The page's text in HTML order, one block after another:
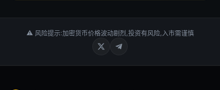
⚠ 风险提示:加密货币价格波动剧烈,投资有风险,入市需谨慎